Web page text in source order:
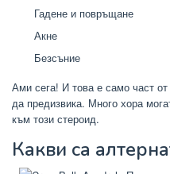
Гадене и повръщане
Акне
Безсъние
Ами сега! И това е само част
да предизвика. Много хора
към този стероид.
Какви са